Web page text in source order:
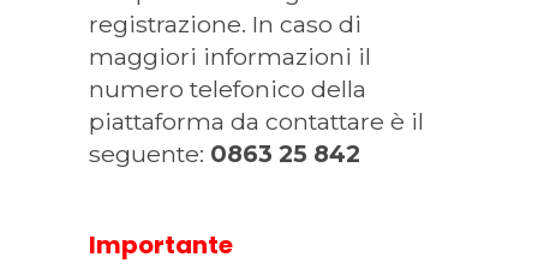
registrazione. In caso di
maggiori informazioni il
numero telefonico della
piattaforma da contattare è il
seguente: 0863 25 842
Importante